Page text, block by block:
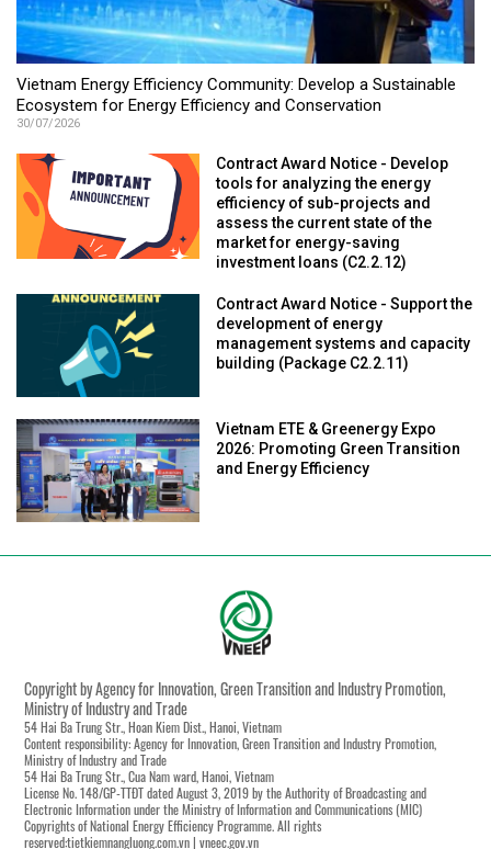
Vietnam Energy Efficiency Community: Develop a Sustainable
Ecosystem for Energy Efficiency and Conservation
30/07/2026
Contract Award Notice - Develop
tools for analyzing the energy
efficiency of sub-projects and
assess the current state of the
market for energy-saving
investment loans (C2.2.12)
Contract Award Notice - Support the
development of energy
management systems and capacity
building (Package C2.2.11)
Vietnam ETE & Greenergy Expo
2026: Promoting Green Transition
and Energy Efficiency
Copyright by Agency for Innovation, Green Transition and Industry Promotion,
Ministry of Industry and Trade
54 Hai Ba Trung Str., Hoan Kiem Dist., Hanoi, Vietnam
Content responsibility: Agency for Innovation, Green Transition and Industry Promotion,
Ministry of Industry and Trade
54 Hai Ba Trung Str., Cua Nam ward, Hanoi, Vietnam
License No. 148/GP-TTĐT dated August 3, 2019 by the Authority of Broadcasting and
Electronic Information under the Ministry of Information and Communications (MIC)
Copyrights of National Energy Efficiency Programme. All rights
reserved:tietkiemnangluong.com.vn | vneec.gov.vn